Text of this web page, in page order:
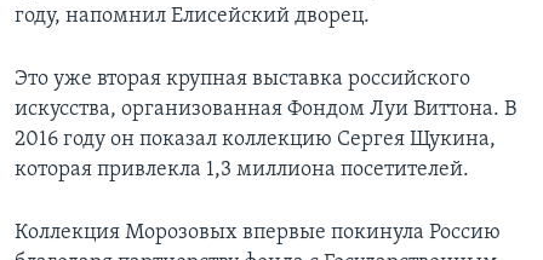
году, напомнил Елисейский дворец.
Это уже вторая крупная выставка российского
искусства, организованная Фондом Луи Виттона. В
2016 году он показал коллекцию Сергея Щукина,
которая привлекла 1,3 миллиона посетителей.
Коллекция Морозовых впервые покинула Россию